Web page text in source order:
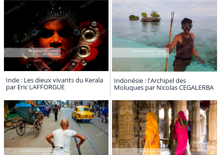
Inde : Les dieux vivants du Kerala
par Eric LAFFORGUE
Indonésie : l'Archipel des
Moluques par Nicolas CEGALERBA